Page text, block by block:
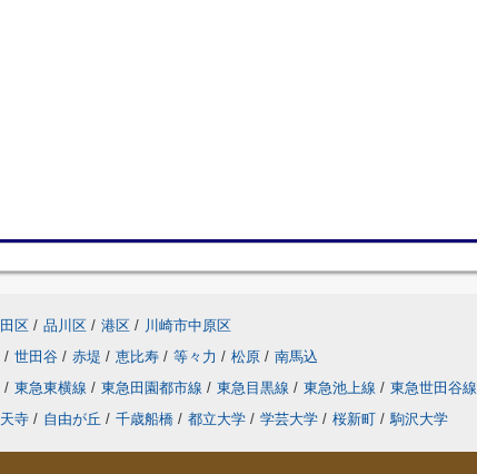
区 / 品川区 / 港区 / 川崎市中原区
/ 世田谷 / 赤堤 / 恵比寿 / 等々力 / 松原 / 南馬込
/ 東急東横線 / 東急田園都市線 / 東急目黒線 / 東急池上線 / 東急世田谷線
寺 / 自由が丘 / 千歳船橋 / 都立大学 / 学芸大学 / 桜新町 / 駒沢大学